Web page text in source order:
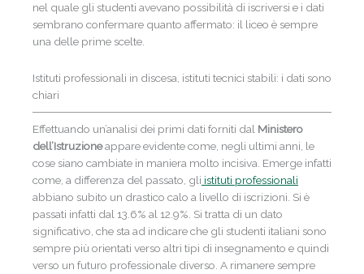
nel quale gli studenti avevano possibilità di iscriversi e i dati
sembrano confermare quanto affermato: il liceo è sempre
una delle prime scelte.
Istituti professionali in discesa, istituti tecnici stabili: i dati sono
chiari
Effettuando un’analisi dei primi dati forniti dal Ministero
dell’Istruzioneappare evidente come, negli ultimi anni, le
cose siano cambiate in maniera molto incisiva. Emerge infatti
come, a differenza del passato, gli istituti professionali
abbiano subito un drastico calo a livello di iscrizioni. Si è
passati infatti dal 13.6% al 12.9%. Si tratta di un dato
significativo, che sta ad indicare che gli studenti italiani sono
sempre più orientati verso altri tipi di insegnamento e quindi
verso un futuro professionale diverso. A rimanere sempre